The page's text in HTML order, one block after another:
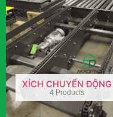
XÍCH CHUYỂN ĐỘNG
4 Products